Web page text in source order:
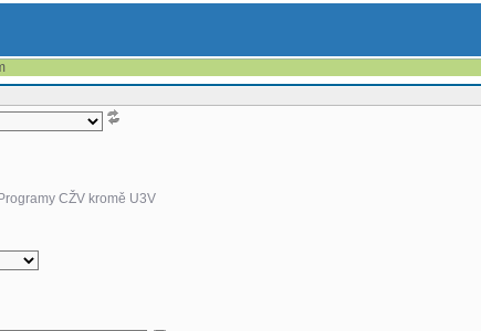
Programy CŽV kromě U3V